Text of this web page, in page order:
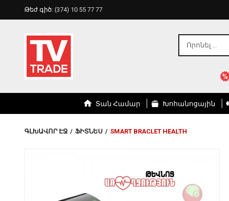
Թեժ գիծ: (374) 10 55 77 77
Տան Համար Խոհանոցային
ԳԼԽԱՎՈՐ ԷՋ / ՖԻՏՆԵՍ / SMART BRACLET HEALTH